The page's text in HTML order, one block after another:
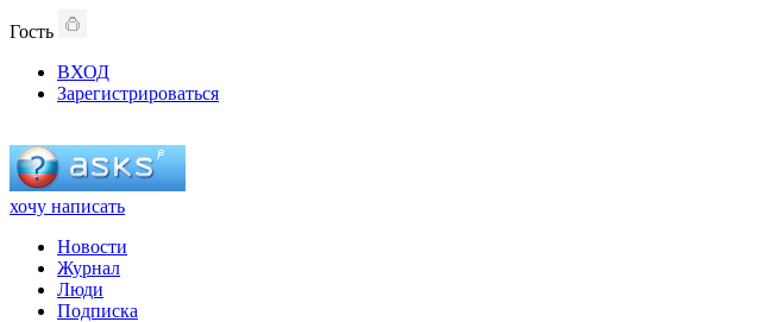
Гость
ВХОД
Зарегистрироваться
хочу написать
Новости
Журнал
Люди
Подписка